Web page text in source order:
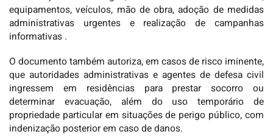
equipamentos, veículos, mão de obra, adoção de medidas
administrativas urgentes e realização de campanhas
informativas .
O documento também autoriza, em casos de risco iminente,
que autoridades administrativas e agentes de defesa civil
ingressem em residências para prestar socorro ou
determinar evacuação, além do uso temporário de
propriedade particular em situações de perigo público, com
indenização posterior em caso de danos.